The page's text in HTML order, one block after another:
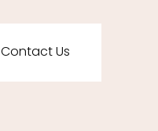
Contact Us